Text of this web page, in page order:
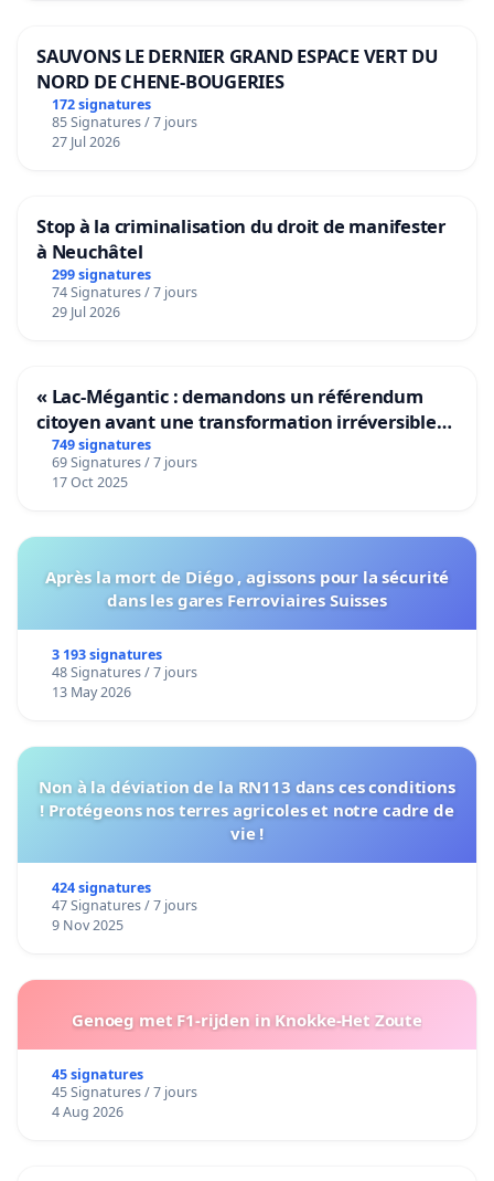
SAUVONS LE DERNIER GRAND ESPACE VERT DU
NORD DE CHENE-BOUGERIES
172 signatures
85 Signatures / 7 jours
27 Jul 2026
Stop à la criminalisation du droit de manifester
à Neuchâtel
299 signatures
74 Signatures / 7 jours
29 Jul 2026
« Lac-Mégantic : demandons un référendum
citoyen avant une transformation irréversible
de notre territoire »
749 signatures
69 Signatures / 7 jours
17 Oct 2025
Après la mort de Diégo , agissons pour la sécurité
dans les gares Ferroviaires Suisses
3 193 signatures
48 Signatures / 7 jours
13 May 2026
Non à la déviation de la RN113 dans ces conditions
! Protégeons nos terres agricoles et notre cadre de
vie !
424 signatures
47 Signatures / 7 jours
9 Nov 2025
Genoeg met F1-rijden in Knokke-Het Zoute
45 signatures
45 Signatures / 7 jours
4 Aug 2026